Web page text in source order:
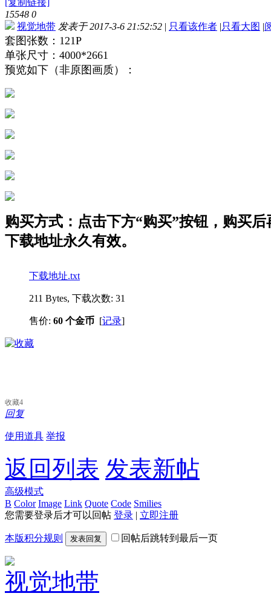
[复制链接]
15548 0
视觉地带 发表于 2017-3-6 21:52:52 | 只看该作者 |只看大图 |
套图张数：121P
单张尺寸：4000*2661
预览如下（非原图画质）：
购买方式：点击下方“购买”按钮，购买
下载地址永久有效。
下载地址.txt
211 Bytes, 下载次数: 31
售价: 60 个金币 [记录]
收藏4
回复
使用道具 举报
返回列表 发表新帖
高级模式
B Color Image Link Quote Code Smilies
您需要登录后才可以回帖 登录 | 立即注册
本版积分规则 发表回复 回帖后跳转到最后一页
视觉地带